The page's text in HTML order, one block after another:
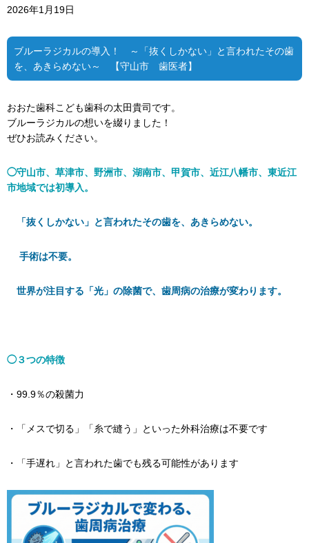
2026年1月19日
ブルーラジカルの導入！ ～「抜くしかない」と言われたその歯
を、あきらめない～ 【守山市 歯医者】
おおた歯科こども歯科の太田貴司です。
ブルーラジカルの想いを綴りました！
ぜひお読みください。
◯守山市、草津市、野洲市、湖南市、甲賀市、近江八幡市、東近江
市地域では初導入。
「抜くしかない」と言われたその歯を、あきらめない。
手術は不要。
世界が注目する「光」の除菌で、歯周病の治療が変わります。
◯３つの特徴
・99.9％の殺菌力
・「メスで切る」「糸で縫う」といった外科治療は不要です
・「手遅れ」と言われた歯でも残る可能性があります